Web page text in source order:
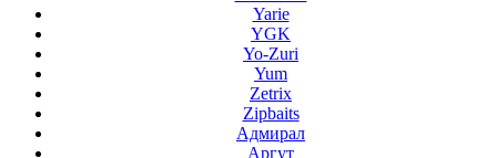
Yarie
YGK
Yo-Zuri
Yum
Zetrix
Zipbaits
Адмирал
Аргут